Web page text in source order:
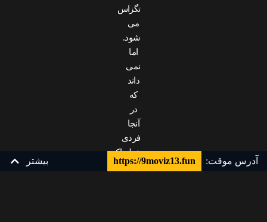
تگزاس
می
شود.
اما
نمی
داند
که
در
آنجا
فردی
خطرناک
و
آدرس موقت: https://9moviz13.fun بیشتر